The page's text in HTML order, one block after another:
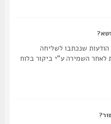
שנכתבו לשליחה
השמירה ע"י ביקור בלוח